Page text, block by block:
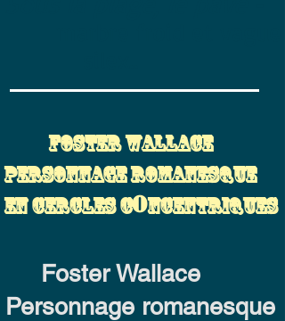
Foster Wallace
Personnage romanesque
foster wallace
Personnageromanesque
en cercles concentriques